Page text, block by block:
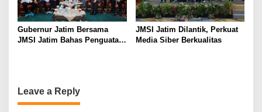
Gubernur Jatim Bersama
JMSI Jatim Bahas Penguatan
JMSI Jatim Dilantik, Perkuat
Media Siber Berkualitas
Leave a Reply